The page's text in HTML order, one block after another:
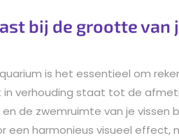
bij de grootte van
is het essentieel om
verhouding staat tot de
de zwemruimte van je vissen
harmonieus visueel effect,